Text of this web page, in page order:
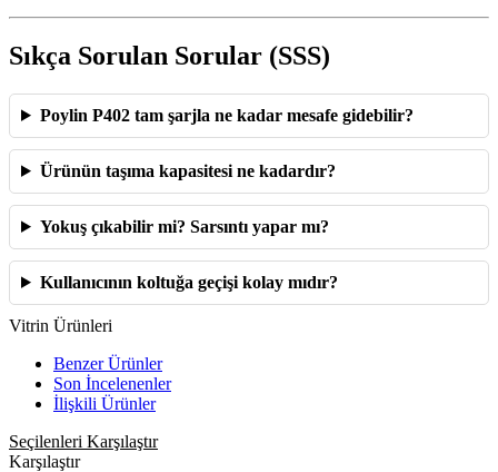
Sıkça Sorulan Sorular (SSS)
Poylin P402 tam şarjla ne kadar mesafe gidebilir?
Ürünün taşıma kapasitesi ne kadardır?
Yokuş çıkabilir mi? Sarsıntı yapar mı?
Kullanıcının koltuğa geçişi kolay mıdır?
Vitrin Ürünleri
Benzer Ürünler
Son İncelenenler
İlişkili Ürünler
Seçilenleri Karşılaştır
Karşılaştır